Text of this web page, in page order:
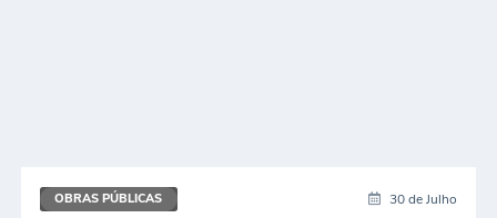
OBRAS PÚBLICAS 30 de Julho